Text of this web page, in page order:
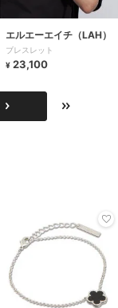
エルエーエイチ（LAH）
ブレスレット
¥ 23,100